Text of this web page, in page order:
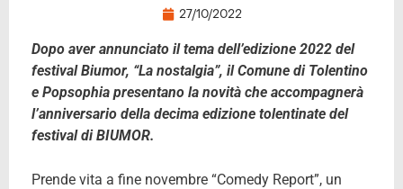
27/10/2022
Dopo aver annunciato il tema dell’edizione 2022 del
festival Biumor, “La nostalgia”, il Comune di Tolentino
e Popsophia presentano la novità che accompagnerà
l’anniversario della decima edizione tolentinate del
festival di BIUMOR.
Prende vita a fine novembre “Comedy Report”, un